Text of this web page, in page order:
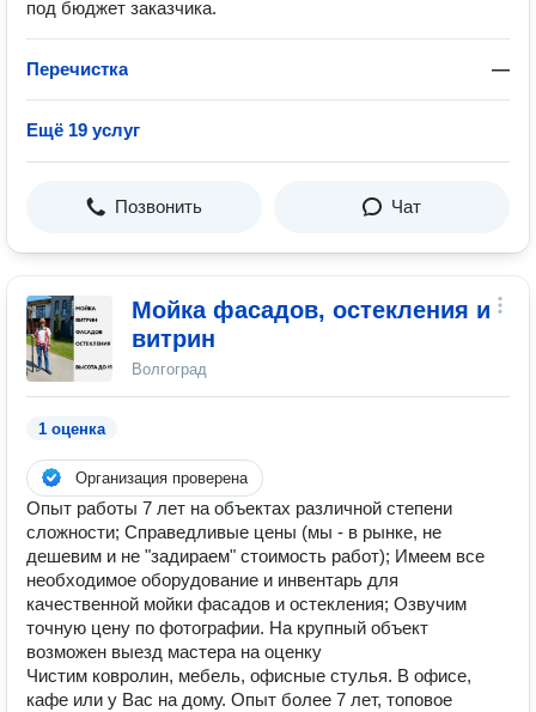
под бюджет заказчика.
Перечистка —
Ещё 19 услуг
Позвонить Чат
Мойка фасадов, остекления и
витрин
Волгоград
1 оценка
Организация проверена
Опыт работы 7 лет на объектах различной степени
сложности; Справедливые цены (мы - в рынке, не
дешевим и не "задираем" стоимость работ); Имеем все
необходимое оборудование и инвентарь для
качественной мойки фасадов и остекления; Озвучим
точную цену по фотографии. На крупный объект
возможен выезд мастера на оценку
Чистим ковролин, мебель, офисные стулья. В офисе,
кафе или у Вас на дому. Опыт более 7 лет, топовое